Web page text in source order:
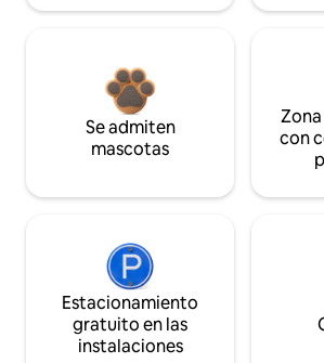
Se admiten
mascotas
con
Estacionamiento
gratuito en las
instalaciones